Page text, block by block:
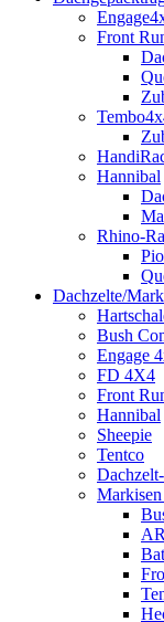
Front
Hannibal
Rhino-
Dachzelte/
Bush
Engage
FD 4X4
Front
Hannibal
Sheepie
Tentco